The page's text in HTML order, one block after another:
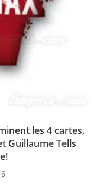
les 4 cartes,
Guillaume Tells